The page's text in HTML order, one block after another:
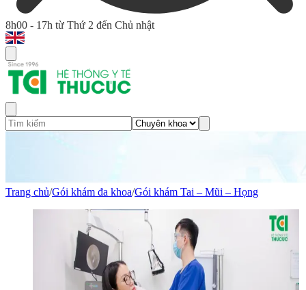
8h00 - 17h từ Thứ 2 đến Chủ nhật
Trang chủ/Gói khám đa khoa/Gói khám Tai – Mũi – Họng